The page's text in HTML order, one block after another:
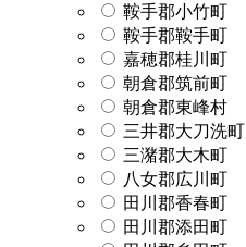
鞍手郡小竹町
鞍手郡鞍手町
嘉穂郡桂川町
朝倉郡筑前町
朝倉郡東峰村
三井郡大刀洗町
三潴郡大木町
八女郡広川町
田川郡香春町
田川郡添田町